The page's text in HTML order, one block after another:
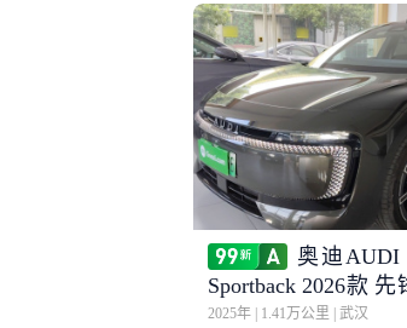
奥迪AUDI
Sportback 2026款 先
型
2025年 1.41万公里 武汉